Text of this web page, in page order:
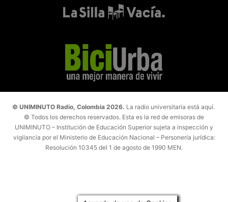
© UNIMINUTO Radio, Colombia 2026. La radio universitaria está aquí.
© Todos los derechos reservados. Esta es la red de emisoras de
UNIMINUTO – Institución de Educación Superior sujeta a inspección y
vigilancia por el Ministerio de Educación Nacional – Personería jurídica:
Resolución 10345 del 1 de agosto de 1990 MEN.